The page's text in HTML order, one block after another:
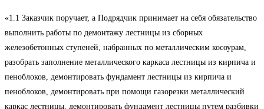
«1.1 Заказчик поручает, а Подрядчик принимает на себя обязательство
выполнить работы по демонтажу лестницы из сборных
железобетонных ступеней, набранных по металлическим косоурам,
разобрать заполнение металлического каркаса лестницы из кирпича и
пеноблоков, демонтировать фундамент лестницы из кирпича и
пеноблоков, демонтировать при помощи газорезки металлический
каркас лестницы, демонтировать фундамент лестницы путем разбивки